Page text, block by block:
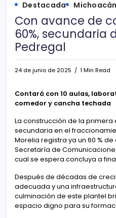
Destacada Michoacán
Con avance de
60%, secundaria
Pedregal
24 de junio de 2025 1 Min Read
Contará con 10 aulas,
comedor y cancha techada
La construcción de la
secundaria en el
Morelia registra ya un 60 %
Secretaría de
cual se espera concluya a
Después de décadas de
adecuada y una
culminación de este plantel
espacio digno para su